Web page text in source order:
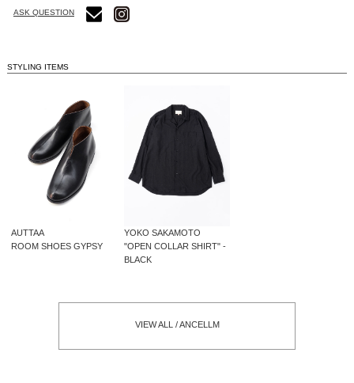
ASK QUESTION
STYLING ITEMS
AUTTAA
ROOM SHOES GYPSY
YOKO SAKAMOTO
"OPEN COLLAR SHIRT" -
BLACK
VIEW ALL / ANCELLM